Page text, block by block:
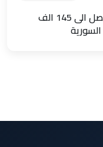
مساعدات العتبة الحسينية المقدسة تصل الى 145 الف